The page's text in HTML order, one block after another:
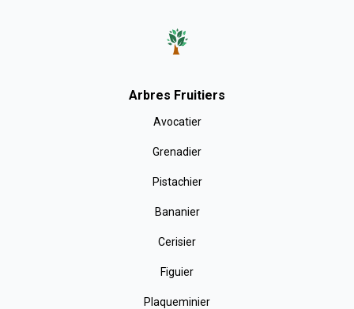
Arbres Fruitiers
Avocatier
Grenadier
Pistachier
Bananier
Cerisier
Figuier
Plaqueminier